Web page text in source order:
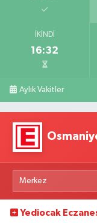
İKINDI
16:32
Aylık Vakitler
Yediocak